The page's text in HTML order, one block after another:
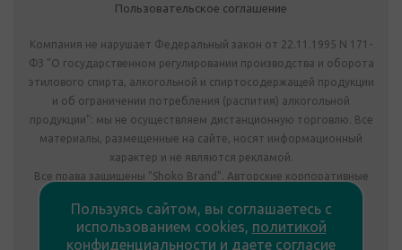
Пользовательское соглашение
Компания не нарушает Федеральный закон от 22.11.1995 N 171-
ФЗ "О государственном регулировании производства и оборота
этилового спирта, алкогольной и спиртосодержащей продукции
и об ограничении потребления (распития) алкогольной
продукции": мы не осуществляем дистанционную торговлю. Все
материалы, размещенные на сайте, носят информационный
характер и не являются рекламой.
Все права защищены "Shoko Brand". Авторские корпоративные
Комплектация подарка может отличаться от изображения.
Информация на сайте не является публичной офертой.
Пользуясь сайтом, вы соглашаетесь с
использованием cookies, политикой
конфиденциальности и даете согласие